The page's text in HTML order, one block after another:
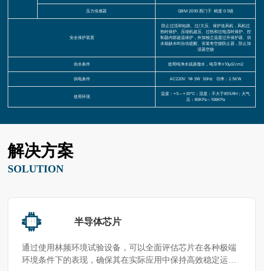
压力传感器 QBM 2030 西门子 精度 0.5级
安全保护装置
防止过流和短路、过/欠压、保护送风机，风机过
热时保护、压缩机超压、过热和过电流时保护、控
制器内部超温保护，外加独立温度过升保护器、供
水箱缺水时自动提醒、安装有空烧防止器，防止加
湿器空烧
供水条件 使用纯净水或蒸馏水，电导率≤10μS/cm2
供电条件 AC220V 1Φ 3W 50Hz 功率：2.5KW
使用环境
温度：+5～+35℃；湿度：不大于85%RH；大气
压：80KPa～106KPa
解决方案
SOLUTION
半导体芯片
通过使用林频环境试验设备，可以全面评估芯片在各种极端
环境条件下的表现，确保其在实际应用中保持高效稳定运